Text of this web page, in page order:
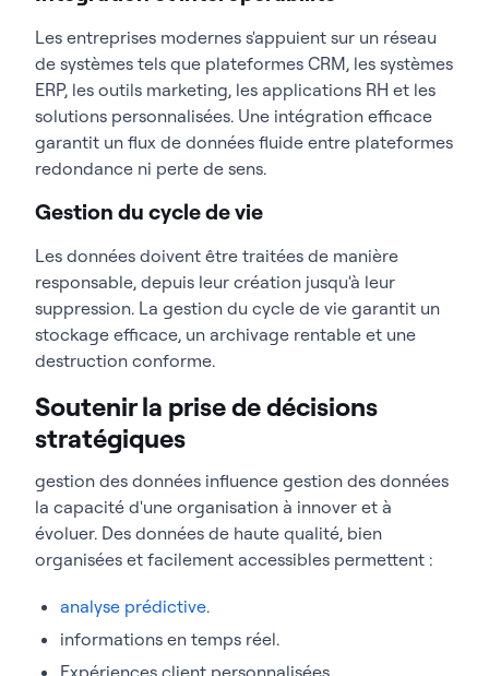
Les entreprises modernes s'appuient sur un réseau
de systèmes tels que plateformes CRM, les systèmes
ERP, les outils marketing, les applications RH et les
solutions personnalisées. Une intégration efficace
garantit un flux de données fluide entre plateformes
redondance ni perte de sens.
Gestion du cycle de vie
Les données doivent être traitées de manière
responsable, depuis leur création jusqu'à leur
suppression. La gestion du cycle de vie garantit un
stockage efficace, un archivage rentable et une
destruction conforme.
Soutenir la prise de décisions
stratégiques
gestion des données influence gestion des données
la capacité d'une organisation à innover et à
évoluer. Des données de haute qualité, bien
organisées et facilement accessibles permettent :
analyse prédictive.
informations en temps réel.
Expériences client personnalisées.